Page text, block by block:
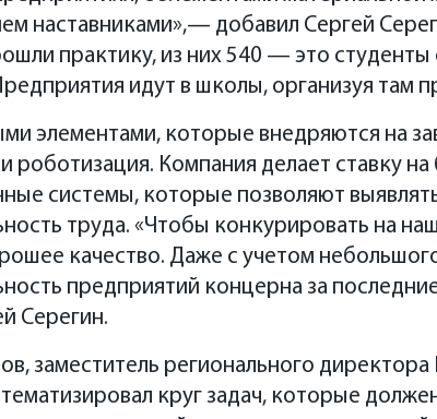
наставниками»,— добавил Сергей
практику, из них 540 — это
идут в школы, организуя там
элементами, которые внедряются на
роботизация. Компания делает ставку
системы, которые позволяют
труда. «Чтобы конкурировать на
качество. Даже с учетом
предприятий концерна за
Серегин.
заместитель регионального
круг задач, которые